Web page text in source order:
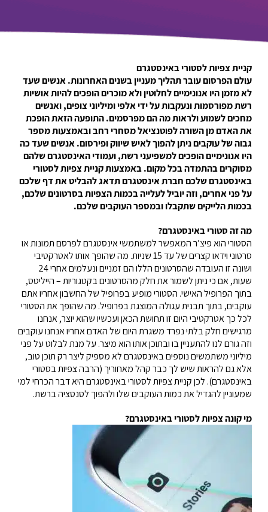
קניית צפיות לסטורי באינסטגרם
עולם הפרסום עובר תהליך מעניין בשנים האחרונות. אנשים שעד
לא מזמן היו אנונימיים לחלוטין ולא מוכרים הופכים להיות אושיות
רשת מפורסמות ונעקבות על ידי אלפי ומיליוני צופים, ואנשים
מחכים לשמוע ולראות מה הם מפרסמים. התופעה הזאת הופכת
את האדם מן השורה לפוטנציאל מסחרי רחב ובאמצעות מספר
גבוה של עוקבים ניתן להפוך לאיש שיווק ופירסום. אנשים שעד כה
היו אנונימיים הופכים למשפיעני רשת, ועמודי האינסטגרם שלהם
מסוקרים בהתמדה בכל מקום. באמצעות קניית צפיות לסטורי
באינסטגרם שלכם חברת אינסטגרם תדאג להבליט את דף שלכם
על פני אחרים, וזה יוביל לעלייה בכמות הצפיות בסרטונים שלכם,
בכמות הלייקים שתקבלו ובמספר העוקבים שלכם.
מה זה סטורי באינסטגרם?
הסטורי הוא פיצ’ר המאפשר למשתמשי אינסטגרם לפרסם תמונות או
סרטוני וידאו קצרים של עד 15 שניות. מה שהופך אותו לאטרקטיבי
ושונה זו העובדה שהסרטונים הללו הם זמניים ונעלמים אחרי 24
שעות, אם כי ניתן לשמור את חלק מהסרטונים בקטגוריות – הייליטס,
בתוך הפרופיל האישי. הסטורי מופיע בפרופיל של החשבון אחריו אתם
עוקבים, בתוך תבנית עגולה המוצגת בפרופיל. מה שהופך את הסטורי
לכל כך אטרקטיבי היום זו תחושת הכאן ועכשיו שהוא יוצר, אנחנו
מרגישים חלק בלתי נפרד משגרת היום של האדם אחריו אנחנו עוקבים
וזה גורם לנו להתעניין בו ובתוכן אותו הוא מיצר. על מנת לבלוט על פני
מיליוני משתמשים נוספים באינסטגרם לא מספיק ליצר רק תוכן טוב,
אלא גם להראות שיש לך כבר קהל מאחוריך (הרבה צפיות בסטורי
באינסטגרם). לכן קניית צפיות לסטורי באינסטגרם היא דבר הכרחי למי
שמעוניין להגדיל את כמות העוקבים שלו ולהפוך לסנסציה ברשת.
מי קונה צפיות לסטורי באינסטגרם?